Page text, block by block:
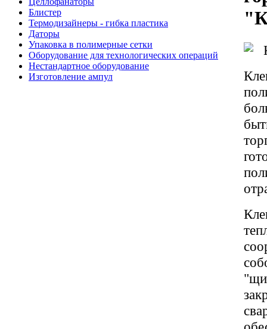
Блистер
Термодизайнеры - гибка пластика
Даторы
Упаковка в полимерные сетки
Оборудование для технологических операций
Нестандартное оборудование
Изготовление ампул